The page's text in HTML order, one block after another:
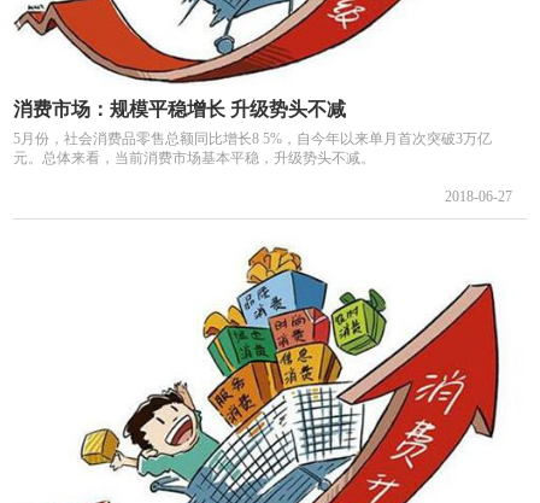
消费市场：规模平稳增长 升级势头不减
5月份，社会消费品零售总额同比增长8 5%，自今年以来单月首次突破3万亿
元。总体来看，当前消费市场基本平稳，升级势头不减。
2018-06-27